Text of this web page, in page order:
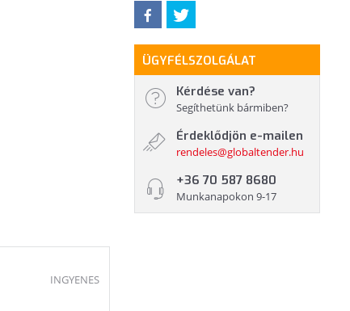
INGYENES
ÜGYFÉLSZOLGÁLAT
Kérdése van?
Segíthetünk bármiben?
Érdeklődjön e-mailen
rendeles@globaltender.hu
+36 70 587 8680
Munkanapokon 9-17